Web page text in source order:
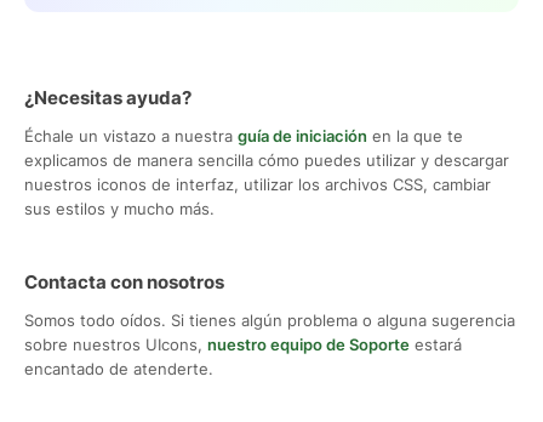
¿Necesitas ayuda?
Échale un vistazo a nuestra guía de iniciación en la que te
explicamos de manera sencilla cómo puedes utilizar y descargar
nuestros iconos de interfaz, utilizar los archivos CSS, cambiar
sus estilos y mucho más.
Contacta con nosotros
Somos todo oídos. Si tienes algún problema o alguna sugerencia
sobre nuestros UIcons, nuestro equipo de Soporte estará
encantado de atenderte.